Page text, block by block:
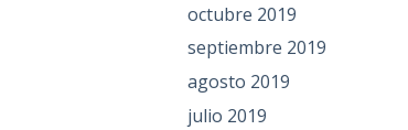
octubre 2019
septiembre 2019
agosto 2019
julio 2019